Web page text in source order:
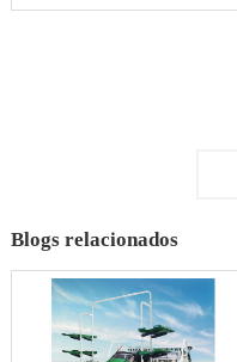
Blogs relacionados